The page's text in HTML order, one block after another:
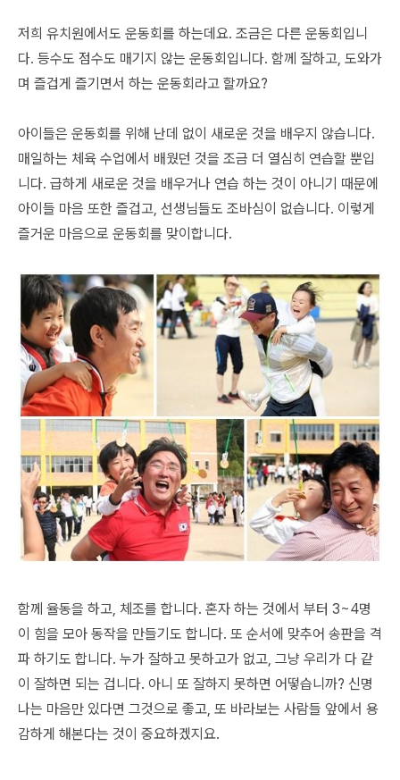
저희 유치원에서도 운동회를 하는데요. 조금은 다른 운동회입니
다. 등수도 점수도 매기지 않는 운동회입니다. 함께 잘하고, 도와가
며 즐겁게 즐기면서 하는 운동회라고 할까요?
아이들은 운동회를 위해 난데 없이 새로운 것을 배우지 않습니다.
매일하는 체육 수업에서 배웠던 것을 조금 더 열심히 연습할 뿐입
니다. 급하게 새로운 것을 배우거나 연습 하는 것이 아니기 때문에
아이들 마음 또한 즐겁고, 선생님들도 조바심이 없습니다. 이렇게
즐거운 마음으로 운동회를 맞이합니다.
함께 율동을 하고, 체조를 합니다. 혼자 하는 것에서 부터 3~4명
이 힘을 모아 동작을 만들기도 합니다. 또 순서에 맞추어 송판을 격
파 하기도 합니다. 누가 잘하고 못하고가 없고, 그냥 우리가 다 같
이 잘하면 되는 겁니다. 아니 또 잘하지 못하면 어떻습니까? 신명
나는 마음만 있다면 그것으로 좋고, 또 바라보는 사람들 앞에서 용
감하게 해본다는 것이 중요하겠지요.